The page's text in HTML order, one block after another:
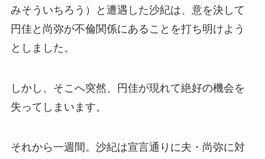
みそういちろう）と遭遇した沙紀は、意を決して
円佳と尚弥が不倫関係にあることを打ち明けよう
としました。
しかし、そこへ突然、円佳が現れて絶好の機会を
失ってしまいます。
それから一週間。沙紀は宣言通りに夫・尚弥に対